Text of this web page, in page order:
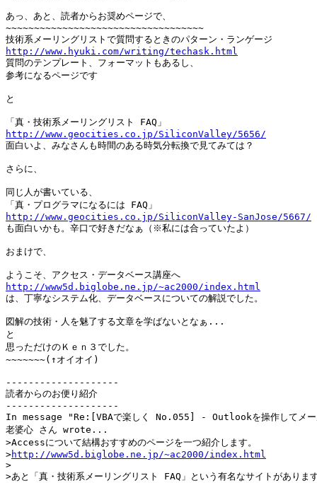
あっ、あと、読者からお奨めページで、
~~~~~~~~~~~~~~~~~~~~~~~~~~~~~~~~~~~
http://www.hyuki.com/writing/techask.html
質問のテンプレート、フォーマットもあるし、
参考になるページです
と
http://www.geocities.co.jp/SiliconValley/5656/
面白いよ、みなさんも時間のある時気分転換で見てみては？
さらに、
同じ人が書いている、
http://www.geocities.co.jp/SiliconValley-SanJose/5667/
も面白いかも。辛口で好きだなぁ（※私には合っていたよ）
おまけで、
http://www5d.biglobe.ne.jp/~ac2000/index.html
は、丁寧なシステム化、データベースについての解説でした。
図解の技術・人を魅了する文章を学ばないとなぁ...
と
思っただけのＫｅｎ３でした。
~~~~~~~(↑オイオイ)
--------------------
読者からのお便り紹介
--------------------
In message "Re:[VBAで楽しく No.055] - Outlookを操作してメー
老婆心 さん wrote...
>Accessについて結構おすすめのページを一つ紹介します。
>http://www5d.biglobe.ne.jp/~ac2000/index.html
>
>あと「真・技術系メーリングリスト FAQ」という有名なサイトがありま